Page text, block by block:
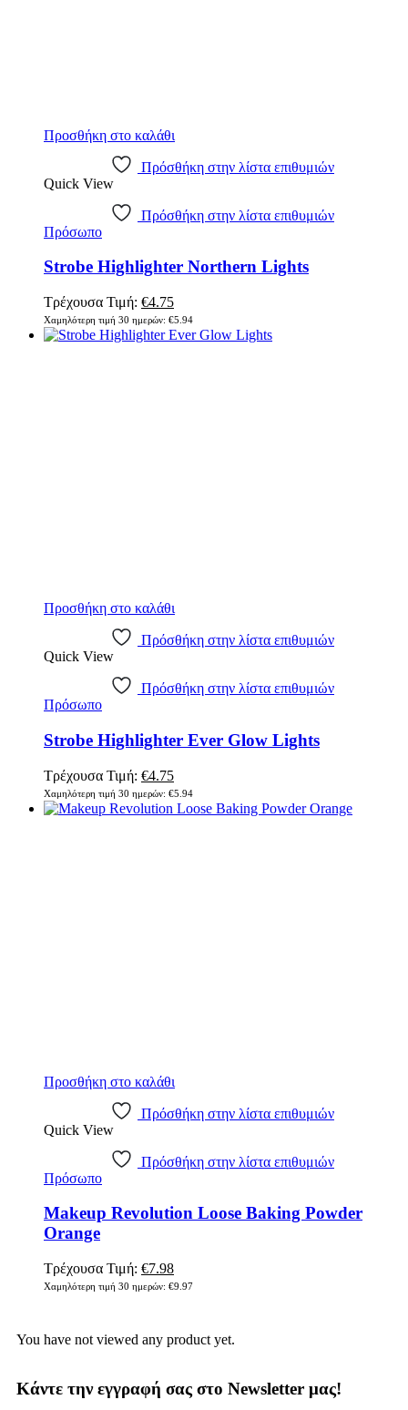
Προσθήκη στο καλάθι
Πρόσθήκη στην λίστα επιθυμιών
Quick View
Πρόσθήκη στην λίστα επιθυμιών
Πρόσωπο
Strobe Highlighter Northern Lights
Τρέχουσα Τιμή: €4.75
Χαμηλότερη τιμή 30 ημερών: €5.94
Προσθήκη στο καλάθι
Πρόσθήκη στην λίστα επιθυμιών
Quick View
Πρόσθήκη στην λίστα επιθυμιών
Πρόσωπο
Strobe Highlighter Ever Glow Lights
Τρέχουσα Τιμή: €4.75
Χαμηλότερη τιμή 30 ημερών: €5.94
Προσθήκη στο καλάθι
Πρόσθήκη στην λίστα επιθυμιών
Quick View
Πρόσθήκη στην λίστα επιθυμιών
Πρόσωπο
Makeup Revolution Loose Baking Powder
Orange
Τρέχουσα Τιμή: €7.98
Χαμηλότερη τιμή 30 ημερών: €9.97
You have not viewed any product yet.
Κάντε την εγγραφή σας στο Newsletter μας!